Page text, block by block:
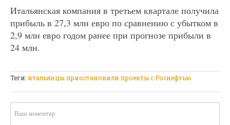
Итальянская компания в третьем квартале получила
прибыль в 27,3 млн евро по сравнению с убытком в
2,9 млн евро годом ранее при прогнозе прибыли в
24 млн.
Теги:итальянцы приостановили проекты с Роснефтью